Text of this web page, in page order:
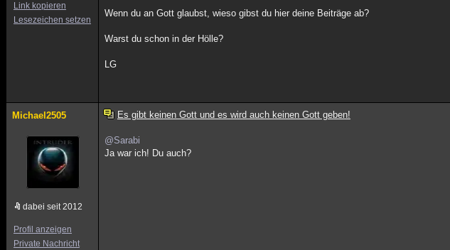
Link kopieren
Lesezeichen setzen
Wenn du an Gott glaubst, wieso gibst du hier deine Beiträge ab?
Warst du schon in der Hölle?
LG
Michael2505
dabei seit 2012
Profil anzeigen
Private Nachricht
Es gibt keinen Gott und es wird auch keinen Gott geben!
@Sarabi
Ja war ich! Du auch?